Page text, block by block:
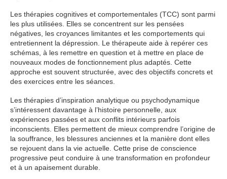
Les thérapies cognitives et comportementales (TCC) sont parmi
les plus utilisées. Elles se concentrent sur les pensées
négatives, les croyances limitantes et les comportements qui
entretiennent la dépression. Le thérapeute aide à repérer ces
schémas, à les remettre en question et à mettre en place de
nouveaux modes de fonctionnement plus adaptés. Cette
approche est souvent structurée, avec des objectifs concrets et
des exercices entre les séances.
Les thérapies d’inspiration analytique ou psychodynamique
s’intéressent davantage à l’histoire personnelle, aux
expériences passées et aux conflits intérieurs parfois
inconscients. Elles permettent de mieux comprendre l’origine de
la souffrance, les blessures anciennes et la manière dont elles
se rejouent dans la vie actuelle. Cette prise de conscience
progressive peut conduire à une transformation en profondeur
et à un apaisement durable.